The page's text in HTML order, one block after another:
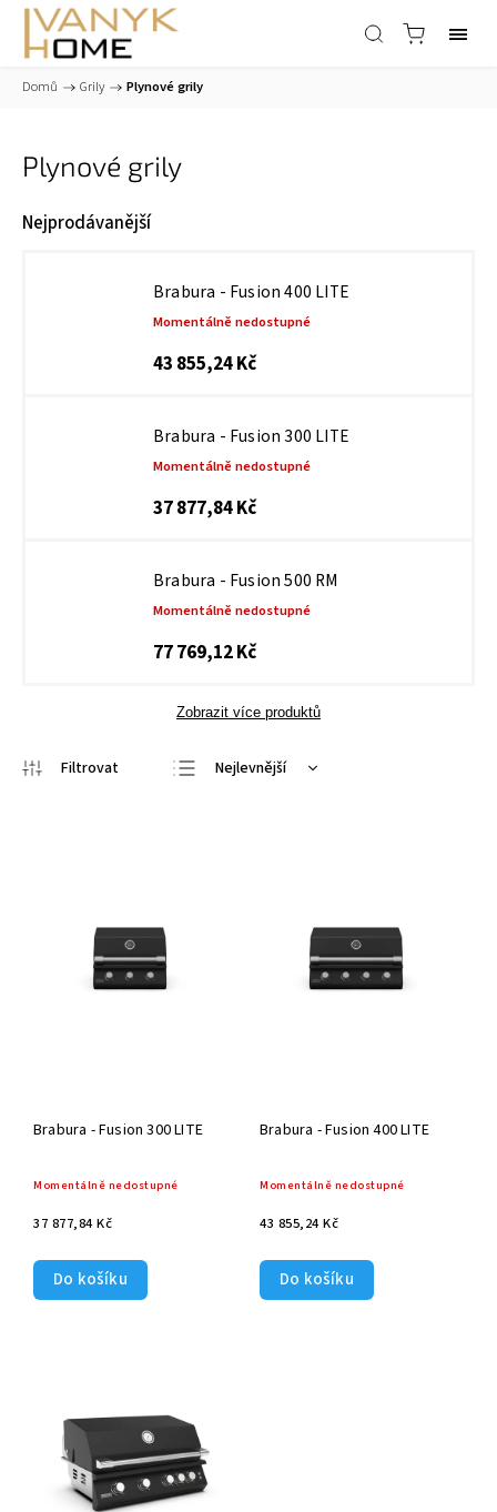
Domů / Grily / Plynové grily
Plynové grily
Nejprodávanější
Brabura - Fusion 400 LITE
Momentálně nedostupné
43 855,24 Kč
Brabura - Fusion 300 LITE
Momentálně nedostupné
37 877,84 Kč
Brabura - Fusion 500 RM
Momentálně nedostupné
77 769,12 Kč
Zobrazit více produktů
Nejlevnější
Brabura - Fusion 300 LITE
Momentálně nedostupné
37 877,84 Kč
Do košíku
Brabura - Fusion 400 LITE
Momentálně nedostupné
43 855,24 Kč
Do košíku